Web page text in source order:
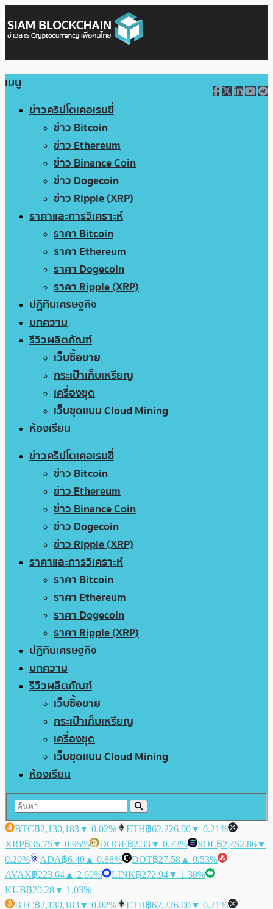
เมนู
ข่าวคริปโตเคอเรนซี่
ข่าว Bitcoin
ข่าว Ethereum
ข่าว Binance Coin
ข่าว Dogecoin
ข่าว Ripple (XRP)
ราคาและการวิเคราะห์
ราคา Bitcoin
ราคา Ethereum
ราคา Dogecoin
ราคา Ripple (XRP)
ปฏิทินเศรษฐกิจ
บทความ
รีวิวผลิตภัณฑ์
เว็บซื้อขาย
กระเป๋าเก็บเหรียญ
เครื่องขุด
เว็บขุดแบบ Cloud Mining
ห้องเรียน
ข่าวคริปโตเคอเรนซี่
ข่าว Bitcoin
ข่าว Ethereum
ข่าว Binance Coin
ข่าว Dogecoin
ข่าว Ripple (XRP)
ราคาและการวิเคราะห์
ราคา Bitcoin
ราคา Ethereum
ราคา Dogecoin
ราคา Ripple (XRP)
ปฏิทินเศรษฐกิจ
บทความ
รีวิวผลิตภัณฑ์
เว็บซื้อขาย
กระเป๋าเก็บเหรียญ
เครื่องขุด
เว็บขุดแบบ Cloud Mining
ห้องเรียน
BTC฿2,130,183▼ 0.02% ETH฿62,226.00▼ 0.21%
XRP฿35.75▼ 0.95% DOGE฿2.33▼ 0.73% SOL฿2,452.86▼
0.20%
ADA฿6.40 ▲ 0.88% DOT฿27.58 ▲ 0.53%
AVAX฿223.64 ▲ 2.60% LINK฿272.94▼ 1.38%
KUB฿20.28▼ 1.03%
BTC฿2,130,183▼ 0.02% ETH฿62,226.00▼ 0.21%